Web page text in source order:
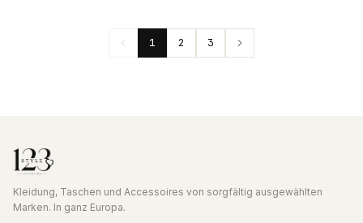
1 2 3
Kleidung, Taschen und Accessoires von sorgfältig ausgewählten
Marken. In ganz Europa.